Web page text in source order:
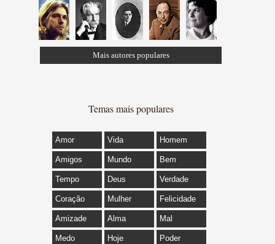
Mais autores populares
Temas mais populares
Amor Vida Homem
Amigos Mundo Bem
Tempo Deus Verdade
Coração Mulher Felicidade
Amizade Alma Mal
Medo Hoje Poder